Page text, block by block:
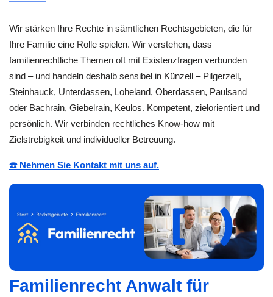
Wir stärken Ihre Rechte in sämtlichen Rechtsgebieten, die für
Ihre Familie eine Rolle spielen. Wir verstehen, dass
familienrechtliche Themen oft mit Existenzfragen verbunden
sind – und handeln deshalb sensibel in Künzell – Pilgerzell,
Steinhauck, Unterdassen, Loheland, Oberdassen, Paulsand
oder Bachrain, Giebelrain, Keulos. Kompetent, zielorientiert und
persönlich. Wir verbinden rechtliches Know-how mit
Zielstrebigkeit und individueller Betreuung.
☎️ Nehmen Sie Kontakt mit uns auf.
Familienrecht Anwalt für